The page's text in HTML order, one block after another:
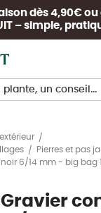
dès 4,90€
– simple,
Pierres et pas
6/14 mm - big bag
Gravier